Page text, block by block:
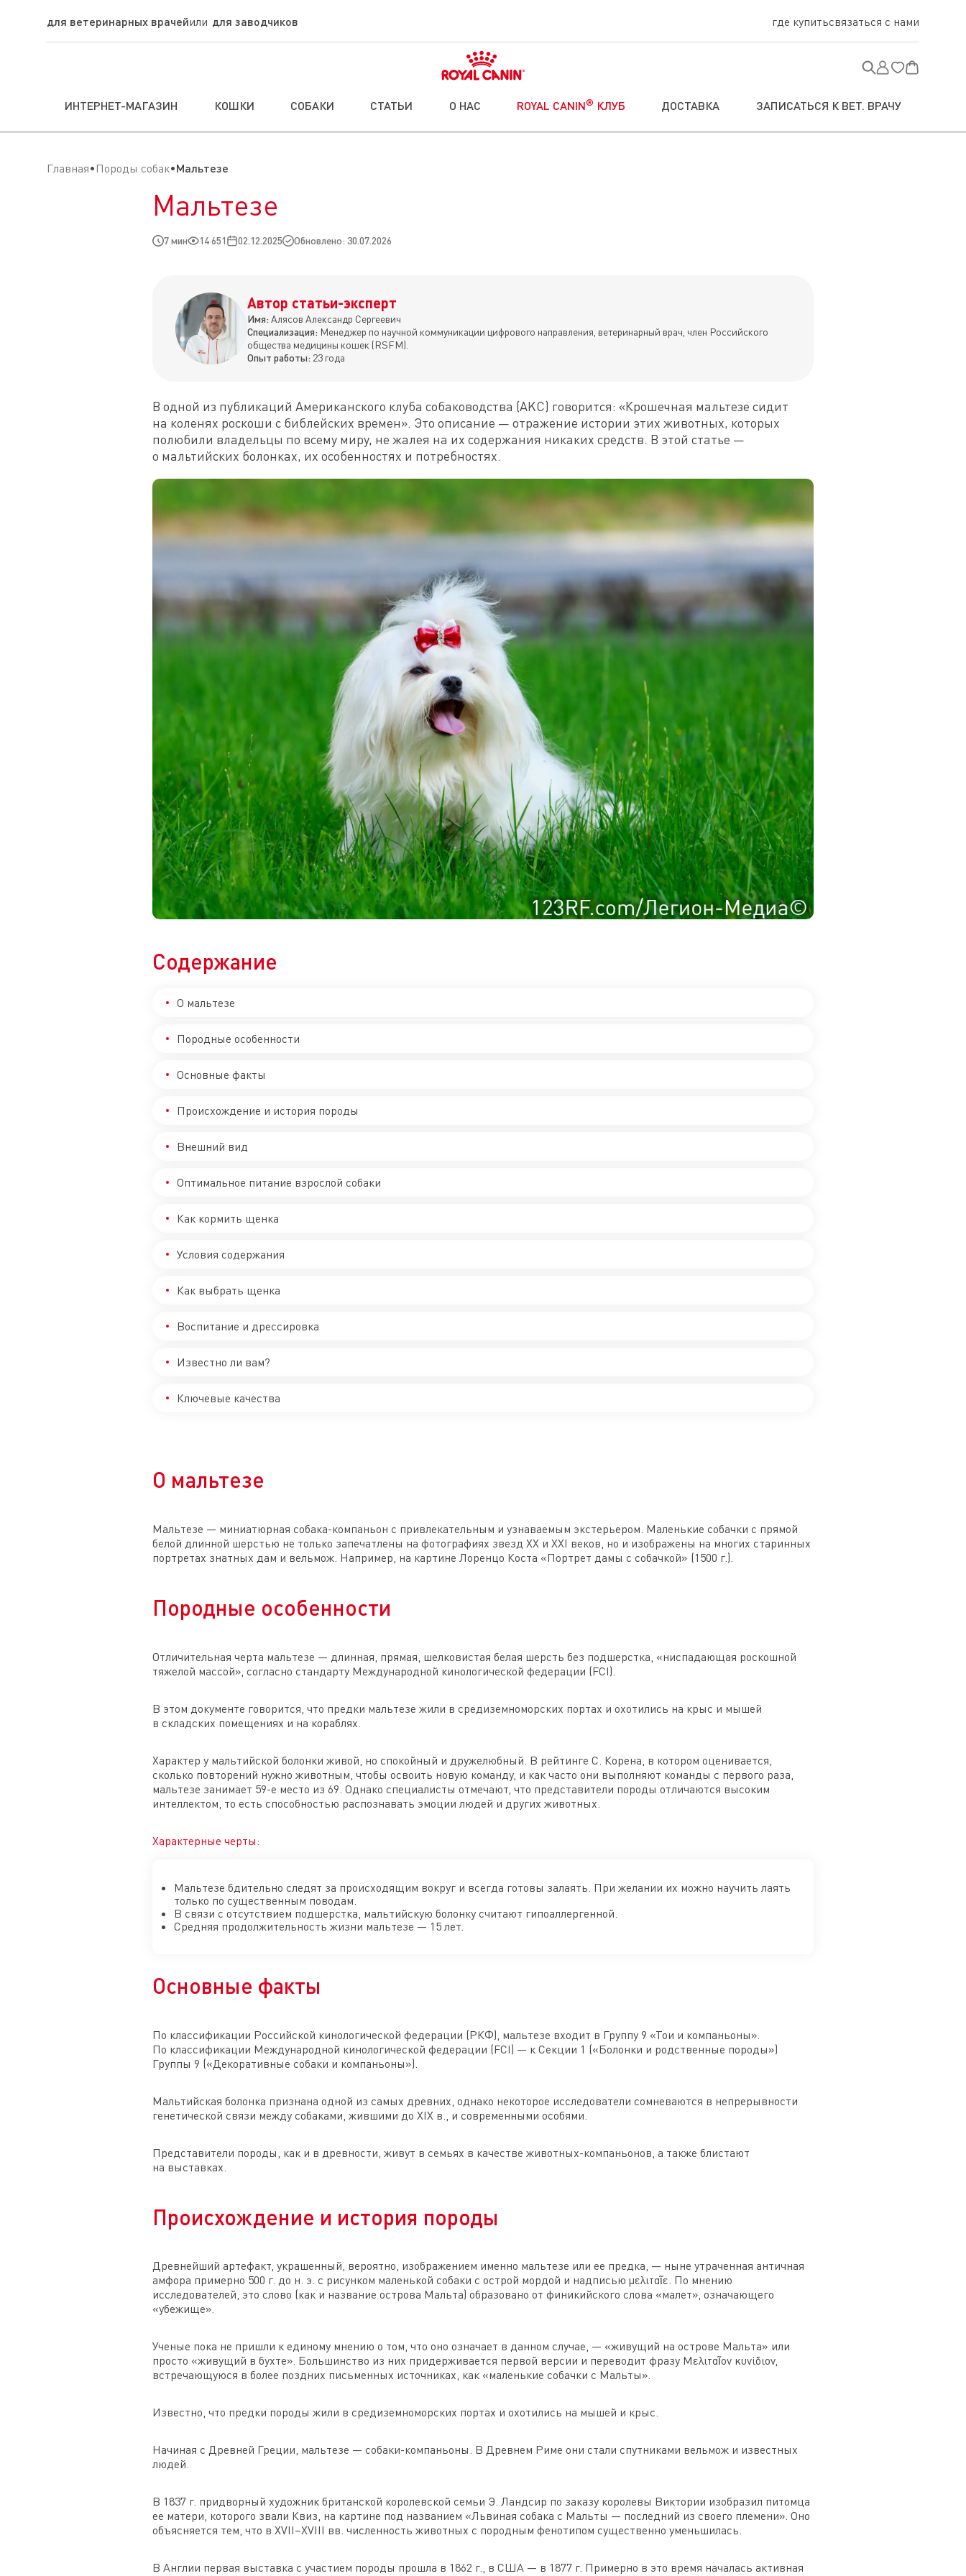
для ветеринарных врачей для заводчиков где купитьсвязаться с нами
ИНТЕРНЕТ-МАГАЗИН КОШКИ СОБАКИ СТАТЬИ О НАС ROYAL CANIN® КЛУБ ДОСТАВКА ЗАПИСАТЬСЯ К ВЕТ. ВРАЧУ
Главная Породы собак Мальтезе
Мальтезе
7 мин 14 651 02.12.2025 Обновлено: 30.07.2026
Автор статьи-эксперт
Имя: Алясов Александр Сергеевич
Специализация: Менеджер по научной коммуникации цифрового направления, ветеринарный врач, член Российского
общества медицины кошек (RSFM).
Опыт работы: 23 года
В одной из публикаций Американского клуба собаководства (AKC) говорится: «Крошечная мальтезе сидит
на коленях роскоши с библейских времен». Это описание — отражение истории этих животных, которых
полюбили владельцы по всему миру, не жалея на их содержания никаких средств. В этой статье —
о мальтийских болонках, их особенностях и потребностях.
Содержание
О мальтезе
Породные особенности
Основные факты
Происхождение и история породы
Внешний вид
Оптимальное питание взрослой собаки
Как кормить щенка
Условия содержания
Как выбрать щенка
Воспитание и дрессировка
Известно ли вам?
Ключевые качества
О мальтезе
Мальтезе — миниатюрная собака-компаньон с привлекательным и узнаваемым экстерьером. Маленькие собачки с прямой
белой длинной шерстью не только запечатлены на фотографиях звезд XX и XXI веков, но и изображены на многих старинных
портретах знатных дам и вельмож. Например, на картине Лоренцо Коста «Портрет дамы с собачкой» (1500 г.).
Породные особенности
Отличительная черта мальтезе — длинная, прямая, шелковистая белая шерсть без подшерстка, «ниспадающая роскошной
тяжелой массой», согласно стандарту Международной кинологической федерации (FCI).
В этом документе говорится, что предки мальтезе жили в средиземноморских портах и охотились на крыс и мышей
в складских помещениях и на кораблях.
Характер у мальтийской болонки живой, но спокойный и дружелюбный. В рейтинге С. Корена, в котором оценивается,
сколько повторений нужно животным, чтобы освоить новую команду, и как часто они выполняют команды с первого раза,
мальтезе занимает 59-е место из 69. Однако специалисты отмечают, что представители породы отличаются высоким
интеллектом, то есть способностью распознавать эмоции людей и других животных.
Характерные черты:
Мальтезе бдительно следят за происходящим вокруг и всегда готовы залаять. При желании их можно научить лаять
только по существенным поводам.
В связи с отсутствием подшерстка, мальтийскую болонку считают гипоаллергенной.
Средняя продолжительность жизни мальтезе — 15 лет.
Основные факты
По классификации Российской кинологической федерации (РКФ), мальтезе входит в Группу 9 «Тои и компаньоны».
По классификации Международной кинологической федерации (FCI) — к Секции 1 («Болонки и родственные породы»)
Группы 9 («Декоративные собаки и компаньоны»).
Мальтийская болонка признана одной из самых древних, однако некоторое исследователи сомневаются в непрерывности
генетической связи между собаками, жившими до XIX в., и современными особями.
Представители породы, как и в древности, живут в семьях в качестве животных-компаньонов, а также блистают
на выставках.
Происхождение и история породы
Древнейший артефакт, украшенный, вероятно, изображением именно мальтезе или ее предка, — ныне утраченная античная
амфора примерно 500 г. до н. э. с рисунком маленькой собаки с острой мордой и надписью μελιταῖε. По мнению
исследователей, это слово (как и название острова Мальта) образовано от финикийского слова «малет», означающего
«убежище».
Ученые пока не пришли к единому мнению о том, что оно означает в данном случае, — «живущий на острове Мальта» или
просто «живущий в бухте». Большинство из них придерживается первой версии и переводит фразу Μελιταῖον κυνίδιον,
встречающуюся в более поздних письменных источниках, как «маленькие собачки с Мальты».
Известно, что предки породы жили в средиземноморских портах и охотились на мышей и крыс.
Начиная с Древней Греции, мальтезе — собаки-компаньоны. В Древнем Риме они стали спутниками вельмож и известных
людей.
В 1837 г. придворный художник британской королевской семьи Э. Ландсир по заказу королевы Виктории изобразил питомца
ее матери, которого звали Квиз, на картине под названием «Львиная собака с Мальты — последний из своего племени». Оно
объясняется тем, что в XVII–XVIII вв. численность животных с породным фенотипом существенно уменьшилась.
В Англии первая выставка с участием породы прошла в 1862 г., в США — в 1877 г. Примерно в это время началась активная